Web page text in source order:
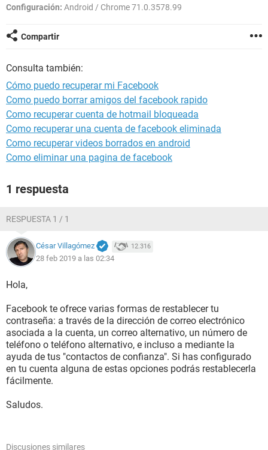
Configuración: Android / Chrome 71.0.3578.99
Compartir
Consulta también:
Cómo puedo recuperar mi Facebook
Como puedo borrar amigos del facebook rapido
Como recuperar cuenta de hotmail bloqueada
Como recuperar una cuenta de facebook eliminada
Como recuperar videos borrados en android
Como eliminar una pagina de facebook
1 respuesta
RESPUESTA 1 / 1
César Villagómez 12.316
28 feb 2019 a las 02:34
Hola,
Facebook te ofrece varias formas de restablecer tu
contraseña: a través de la dirección de correo electrónico
asociada a la cuenta, un correo alternativo, un número de
teléfono o teléfono alternativo, e incluso a mediante la
ayuda de tus "contactos de confianza". Si has configurado
en tu cuenta alguna de estas opciones podrás restablecerla
fácilmente.
Saludos.
Discusiones similares